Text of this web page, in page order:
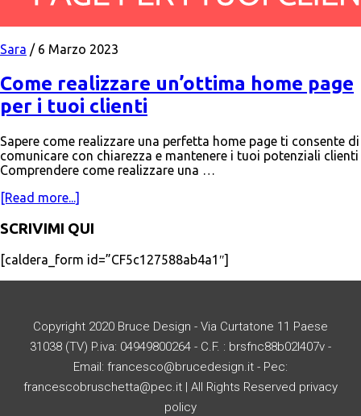
Sara / 6 Marzo 2023
Come realizzare un’ottima home page
per i tuoi clienti
Sapere come realizzare una perfetta home page ti consente di
comunicare con chiarezza e mantenere i tuoi potenziali clienti
Comprendere come realizzare una …
[Read more...]
SCRIVIMI QUI
[caldera_form id=”CF5c127588ab4a1″]
Copyright 2020 Bruce Design - Via Curtatone 11 Paese
31038 (TV) P.iva: 04949800264 - C.F. : brsfnc88b02l407v -
Email: francesco@brucedesign.it - Pec:
francescobruschetta@pec.it | All Rights Reserved privacy
policy